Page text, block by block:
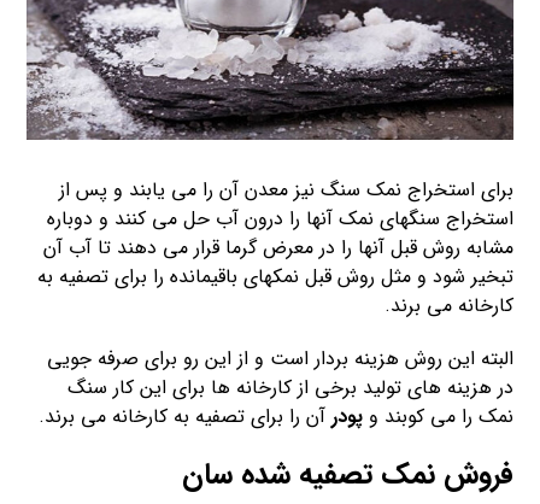
برای استخراج نمک سنگ نیز معدن آن را می یابند و پس از
استخراج سنگهای نمک آنها را درون آب حل می کنند و دوباره
مشابه روش قبل آنها را در معرض گرما قرار می دهند تا آب آن
تبخیر شود و مثل روش قبل نمکهای باقیمانده را برای تصفیه به
کارخانه می برند.
البته این روش هزینه بردار است و از این رو برای صرفه جویی
در هزینه های تولید برخی از کارخانه ها برای این کار سنگ
نمک را می کوبند وپودر آن را برای تصفیه به کارخانه می برند.
فروش نمک تصفیه شده سان